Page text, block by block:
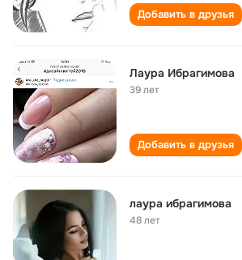
Добавить в друзья
Лаура Ибрагимова
39 лет
Добавить в друзья
лаура ибрагимова
48 лет